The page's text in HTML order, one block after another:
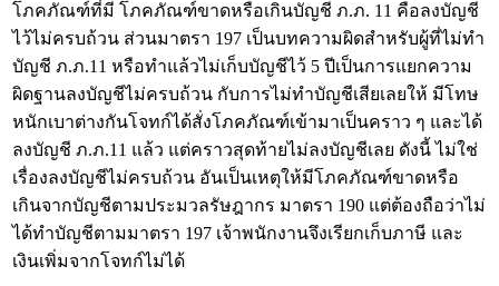
โภคภัณฑ์ที่มี โภคภัณฑ์ขาดหรือเกินบัญชี ภ.ภ. 11 คือลงบัญชี
ไว้ไม่ครบถ้วน ส่วนมาตรา 197 เป็นบทความผิดสำหรับผู้ที่ไม่ทำ
บัญชี ภ.ภ.11 หรือทำแล้วไม่เก็บบัญชีไว้ 5 ปีเป็นการแยกความ
ผิดฐานลงบัญชีไม่ครบถ้วน กับการไม่ทำบัญชีเสียเลยให้ มีโทษ
หนักเบาต่างกันโจทก์ได้สั่งโภคภัณฑ์เข้ามาเป็นคราว ๆ และได้
ลงบัญชี ภ.ภ.11 แล้ว แต่คราวสุดท้ายไม่ลงบัญชีเลย ดังนี้ ไม่ใช่
เรื่องลงบัญชีไม่ครบถ้วน อันเป็นเหตุให้มีโภคภัณฑ์ขาดหรือ
เกินจากบัญชีตามประมวลรัษฎากร มาตรา 190 แต่ต้องถือว่าไม่
ได้ทำบัญชีตามมาตรา 197 เจ้าพนักงานจึงเรียกเก็บภาษี และ
เงินเพิ่มจากโจทก์ไม่ได้